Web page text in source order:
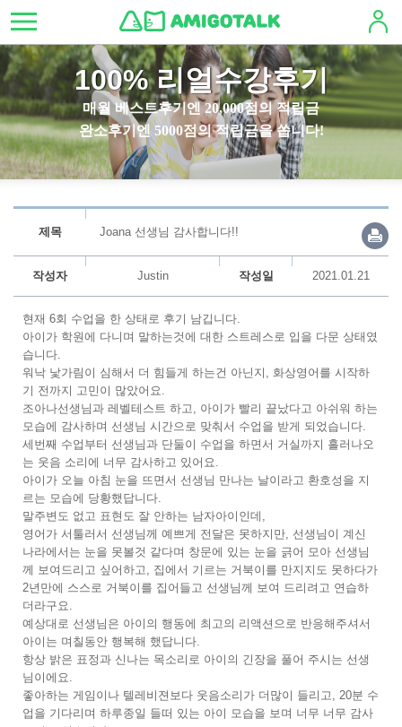
100% 리얼수강후기
매월 베스트후기엔 20,000점의 적립금
완소후기엔 5000점의 적립금을 쏩니다!
제목 Joana 선생님 감사합니다!!
작성자 Justin 작성일 2021.01.21
현재 6회 수업을 한 상태로 후기 남깁니다.
아이가 학원에 다니며 말하는것에 대한 스트레스로 입을 다문 상태였
습니다.
워낙 낯가림이 심해서 더 힘들게 하는건 아닌지, 화상영어를 시작하
기 전까지 고민이 많았어요.
조아나선생님과 레벨테스트 하고, 아이가 빨리 끝났다고 아쉬워 하는
모습에 감사하며 선생님 시간으로 맞춰서 수업을 받게 되었습니다.
세번째 수업부터 선생님과 단둘이 수업을 하면서 거실까지 흘러나오
는 웃음 소리에 너무 감사하고 있어요.
아이가 오늘 아침 눈을 뜨면서 선생님 만나는 날이라고 환호성을 지
르는 모습에 당황했답니다.
말주변도 없고 표현도 잘 안하는 남자아이인데,
영어가 서툴러서 선생님께 예쁘게 전달은 못하지만, 선생님이 계신
나라에서는 눈을 못볼것 같다며 창문에 있는 눈을 긁어 모아 선생님
께 보여드리고 싶어하고, 집에서 기르는 거북이를 만지지도 못하다가
2년만에 스스로 거북이를 집어들고 선생님께 보여 드리려고 연습하
더라구요.
예상대로 선생님은 아이의 행동에 최고의 리액션으로 반응해주셔서
아이는 며칠동안 행복해 했답니다.
항상 밝은 표정과 신나는 목소리로 아이의 긴장을 풀어 주시는 선생
님이에요.
좋아하는 게임이나 텔레비젼보다 웃음소리가 더많이 들리고, 20분 수
업을 기다리며 하루종일 들떠 있는 아이 모습을 보며 너무 너무 감사